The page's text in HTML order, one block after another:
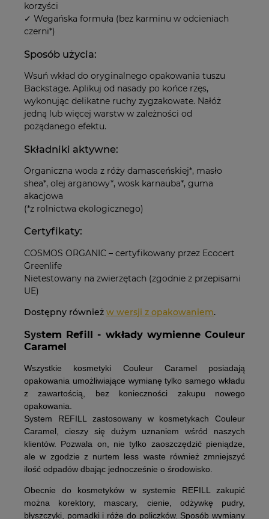
korzyści
✓ Wegańska formuła (bez karminu w odcieniach
czerni*)
Sposób użycia:
Wsuń wkład do oryginalnego opakowania tuszu
Backstage. Aplikuj od nasady po końce rzęs,
wykonując delikatne ruchy zygzakowate. Nałóż
jedną lub więcej warstw w zależności od
pożądanego efektu.
Składniki aktywne:
Organiczna woda z róży damasceńskiej*, masło
shea*, olej arganowy*, wosk karnauba*, guma
akacjowa
(*z rolnictwa ekologicznego)
Certyfikaty:
COSMOS ORGANIC – certyfikowany przez Ecocert
Greenlife
Nietestowany na zwierzętach (zgodnie z przepisami
UE)
Dostępny również w wersji z opakowaniem.
System Refill - wkłady wymienne Couleur
Caramel
Wszystkie kosmetyki Couleur Caramel posiadają
opakowania umożliwiające wymianę tylko samego wkładu
z zawartością, bez konieczności zakupu nowego
opakowania.
System REFILLzastosowany w kosmetykach Couleur
Caramel, cieszy się dużym uznaniem wśród naszych
klientów. Pozwala on, nie tylko zaoszczędzić pieniądze,
ale w zgodzie z nurtem less waste również zmniejszyć
ilość odpadów dbając jednocześnie o środowisko.
Obecnie do kosmetyków w systemie REFILL zakupić
można korektory, mascary, cienie, odżywkę pudry,
błyszczyki, pomadki i róże do policzków. Sposób wymiany